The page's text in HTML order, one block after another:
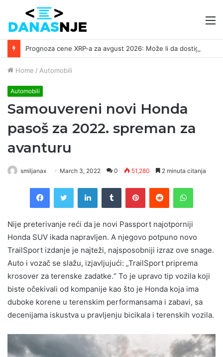
Home / Automobili
Automobili
Samouvereni novi Honda
pasoš za 2022. spreman za
avanturu
smiljanax March 3, 2022 0 51,280 2 minuta citanja
FacebookTwitter LinkedInTumblr PinterestReddit
Nije preterivanje reći da je novi Passport najotporniji
Honda SUV ikada napravljen. A njegovo potpuno novo
TrailSport izdanje je najteži, najsposobniji izraz ove snage.
Auto i vozač se slažu, izjavljujući: „TrailSport priprema
krosover za terenske zadatke.“ To je upravo tip vozila koji
biste očekivali od kompanije kao što je Honda koja ima
duboke korene u terenskim performansama i zabavi, sa
decenijama iskustva u pravljenju bicikala i terenskih vozila.